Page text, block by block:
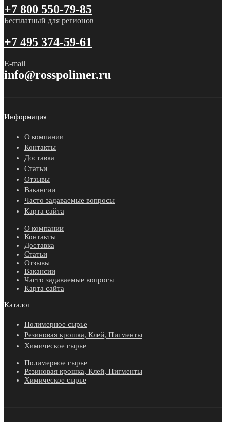
+7 800 550-79-85
Бесплатный для регионов
+7 495 374-59-61
E-mail
info@rosspolimer.ru
Информация
О компании
Контакты
Доставка
Статьи
Отзывы
Вакансии
Часто задаваемые вопросы
Карта сайта
О компании
Контакты
Доставка
Статьи
Отзывы
Вакансии
Часто задаваемые вопросы
Карта сайта
Каталог
Полимерное сырье
Резиновая крошка, Клей, Пигменты
Химическое сырье
Полимерное сырье
Резиновая крошка, Клей, Пигменты
Химическое сырье